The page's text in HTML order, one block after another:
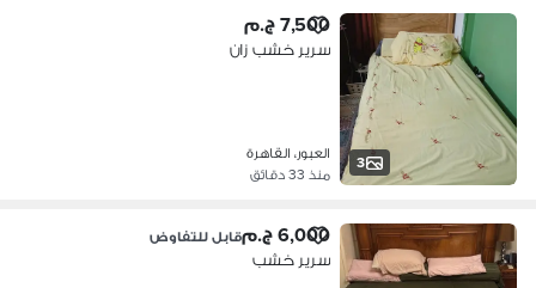
3
7,500 ج.م
سرير خشب زان
العبور، القاهرة
منذ 33 دقائق
6,000 ج.م قابل للتفاوض
سرير خشب